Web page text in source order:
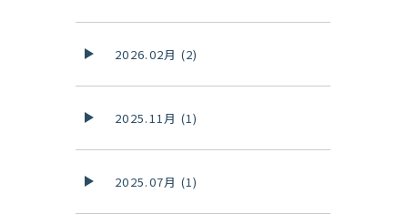
2026.02月 (2)
2025.11月 (1)
2025.07月 (1)